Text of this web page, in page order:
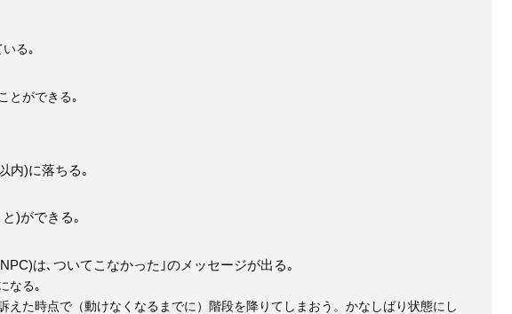
る｡
とができる｡
内)に落ちる｡
)ができる｡
は､ついてこなかった｣のメッセージが出る｡
なる｡
えた時点で（動けなくなるまでに）階段を降りてしまおう。かなしばり状態にし